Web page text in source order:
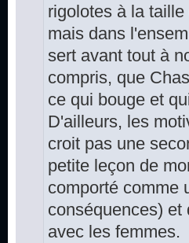
rigolotes à la
mais dans
sert avant tout à
compris, que
ce qui bouge et
D'ailleurs, les
croit pas une
petite leçon de
comporté comme
conséquences) et
avec les femmes.